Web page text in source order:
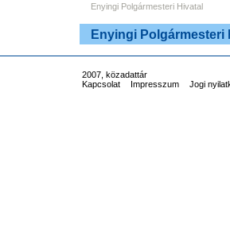
Enyingi Polgármesteri Hivatal
Enyingi Polgármesteri
2007, közadattár
Kapcsolat
Impresszum Jogi